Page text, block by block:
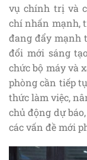
vụ chính trị và
chí nhấn mạnh,
đang đẩy mạnh
đổi mới sáng
chức bộ máy và
phòng cần tiếp
thức làm việc,
chủ động dự
các vấn đề mới